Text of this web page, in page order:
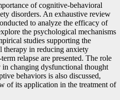
of cognitive-behavioral
disorders. An exhaustive review
to analyze the efficacy of
the psychological mechanisms
studies supporting the
in reducing anxiety
relapse are presented. The role
changing dysfunctional thought
behaviors is also discussed,
of its application in the treatment of